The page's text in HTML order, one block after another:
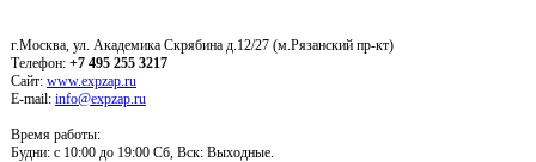
г.Москва, ул. Академика Скрябина д.12/27 (м.Рязанский пр-кт)
Телефон: +7 495 255 3217
Сайт: www.expzap.ru
E-mail: info@expzap.ru
Время работы:
Будни: c 10:00 до 19:00 Сб, Вск: Выходные.